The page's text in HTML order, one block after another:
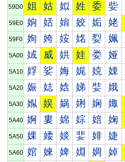
59D0 姐 姑 姒 姓 委 姕
59E0 姠 姡 姢 姣 姤 姥
59F0 姰 姱 姲 姳 姴 姵
5A00 娀 威 娂 娃 娄 娅
5A10 娐 娑 娒 娓 娔 娕
5A20 娠 娡 娢 娣 娤 娥
5A30 娰 娱 娲 娳 娴 娵
5A40 婀 婁 婂 婃 婄 婅
5A50 婐 婑 婒 婓 婔 婕
5A60 婠 婡 婢 婣 婤 婥